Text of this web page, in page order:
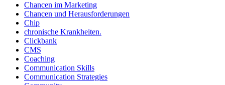
Chancen im Marketing
Chancen und Herausforderungen
Chip
chronische Krankheiten.
Clickbank
CMS
Coaching
Communication Skills
Communication Strategies